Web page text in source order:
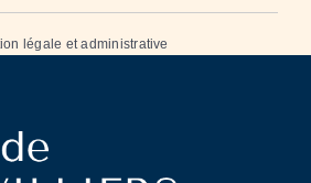
légale et administrative